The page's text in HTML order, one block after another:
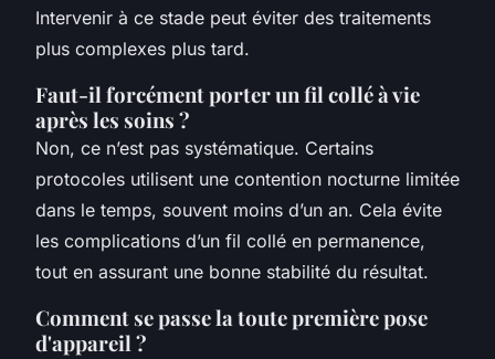
Intervenir à ce stade peut éviter des traitements
plus complexes plus tard.
Faut-il forcément porter un fil collé à vie
après les soins ?
Non, ce n’est pas systématique. Certains
protocoles utilisent une contention nocturne limitée
dans le temps, souvent moins d’un an. Cela évite
les complications d’un fil collé en permanence,
tout en assurant une bonne stabilité du résultat.
Comment se passe la toute première pose
d'appareil ?